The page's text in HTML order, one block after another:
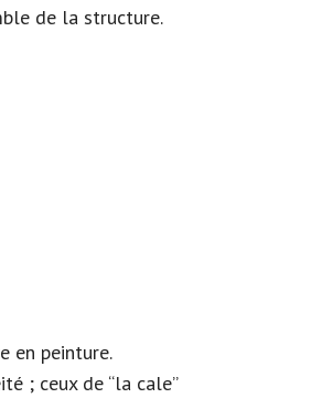
de la structure.
en peinture.
; ceux de “la cale”